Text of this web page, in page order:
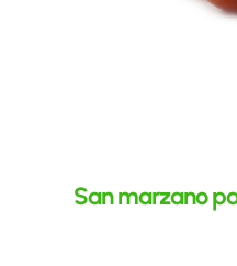
San marzano